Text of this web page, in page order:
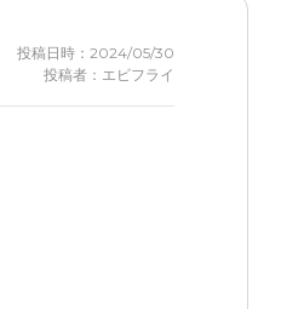
投稿日時：2024/05/30
投稿者：エビフライ